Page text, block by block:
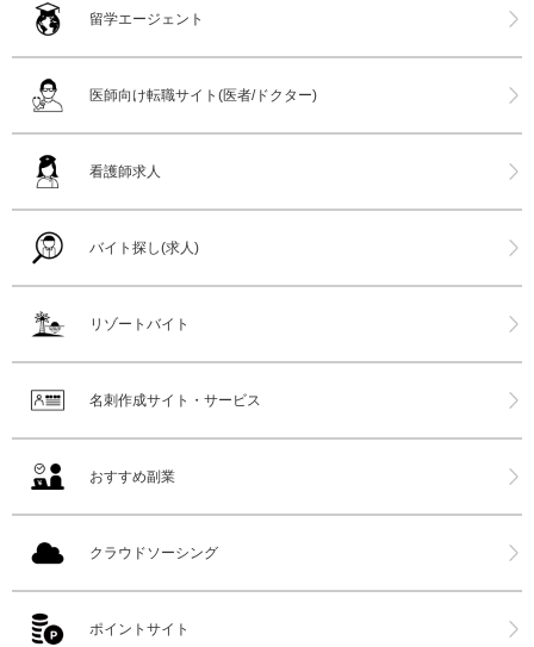
留学エージェント
医師向け転職サイト(医者/ドクター)
看護師求人
バイト探し(求人)
リゾートバイト
名刺作成サイト・サービス
おすすめ副業
クラウドソーシング
ポイントサイト